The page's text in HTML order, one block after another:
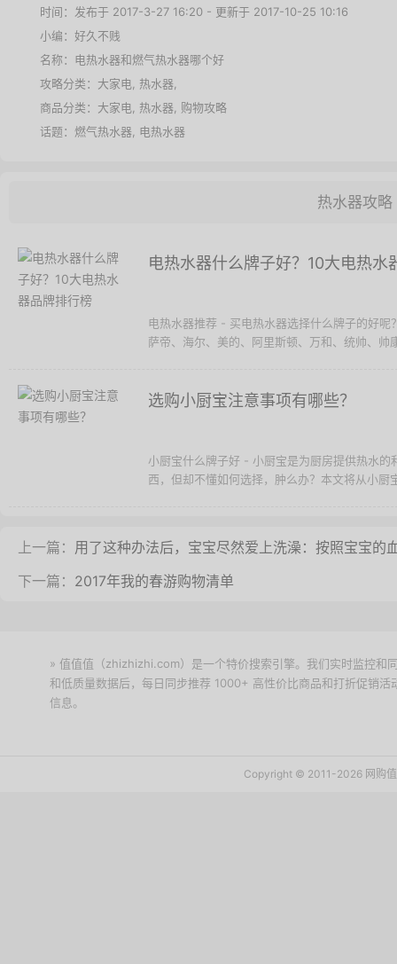
时间：发布于 2017-3-27 16:20 - 更新于 2017-10-25 10:16
小编：好久不贱
名称： 电热水器和燃气热水器哪个好
攻略分类： 大家电 热水器
商品分类： 大家电 热水器 购物攻略
话题： 燃气热水器 电热水器
热水器攻略
电热水器什么牌子好？10大电热水
电热水器推荐 - 买电热水器选择什么牌子的好
萨帝、海尔、美的、阿里斯顿、万和、统帅、帅
选购小厨宝注意事项有哪些？
小厨宝什么牌子好 - 小厨宝是为厨房提供热水
西，但却不懂如何选择，肿么办？本文将从小厨
上一篇： 用了这种办法后，宝宝尽然爱上洗澡：按照宝宝的
下一篇： 2017年我的春游购物清单
» 值值值（zhizhizhi.com）是一个特价搜索引擎。我们实时监控和
和低质量数据后，每日同步推荐 1000+ 高性价比商品和打折促销
信息。
Copyright © 2011-2026 网购